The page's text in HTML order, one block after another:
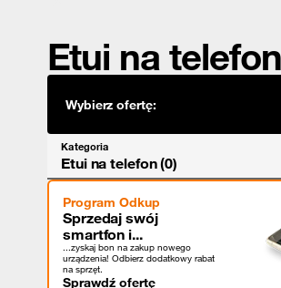
Etui na telefon
Wybierz ofertę:
Kategoria
Etui na telefon (0)
Program Odkup
Sprzedaj swój
smartfon i...
...zyskaj bon na zakup nowego
urządzenia! Odbierz dodatkowy rabat
na sprzęt.
Sprawdź ofertę